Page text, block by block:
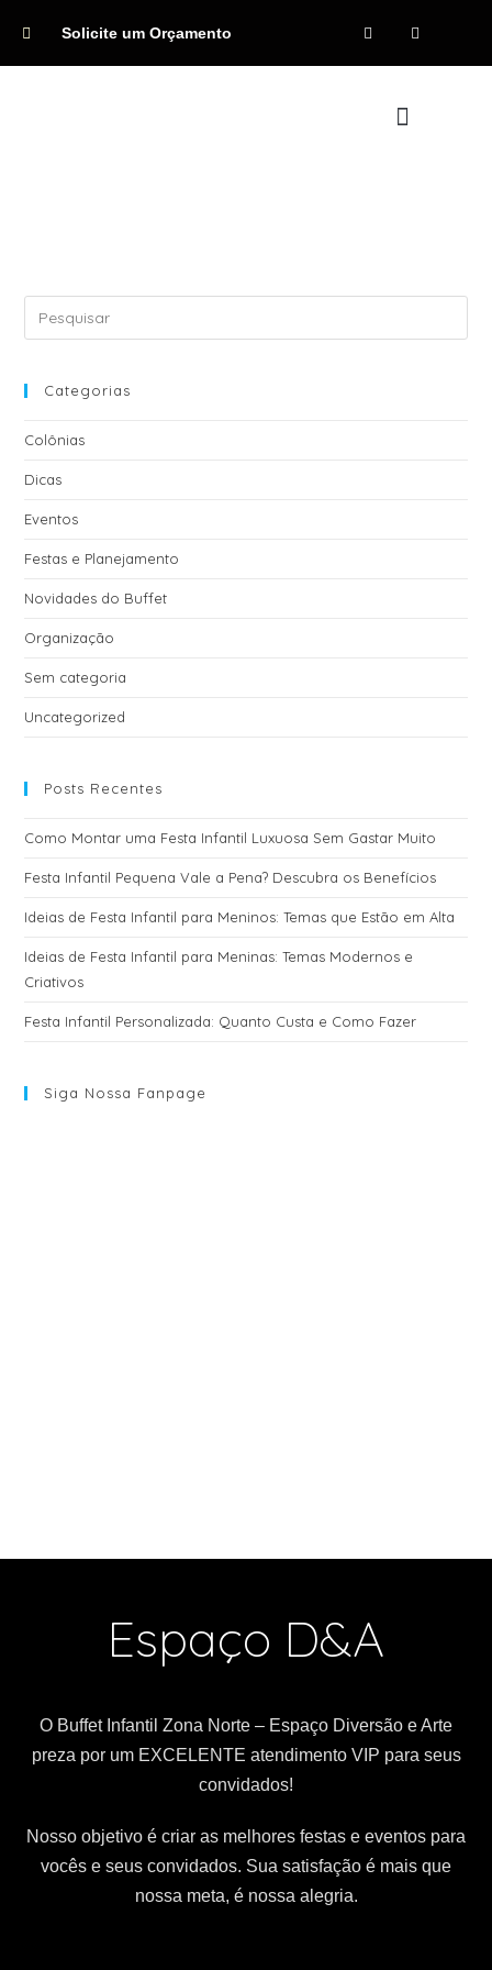
Solicite um Orçamento
Categorias
Colônias
Dicas
Eventos
Festas e Planejamento
Novidades do Buffet
Organização
Sem categoria
Uncategorized
Posts Recentes
Como Montar uma Festa Infantil Luxuosa Sem Gastar Muito
Festa Infantil Pequena Vale a Pena? Descubra os Benefícios
Ideias de Festa Infantil para Meninos: Temas que Estão em Alta
Ideias de Festa Infantil para Meninas: Temas Modernos e
Criativos
Festa Infantil Personalizada: Quanto Custa e Como Fazer
Siga Nossa Fanpage
Espaço D&A
O Buffet Infantil Zona Norte – Espaço Diversão e Arte
preza por um EXCELENTE atendimento VIP para seus
convidados!
Nosso objetivo é criar as melhores festas e eventos para
vocês e seus convidados. Sua satisfação é mais que
nossa meta, é nossa alegria.